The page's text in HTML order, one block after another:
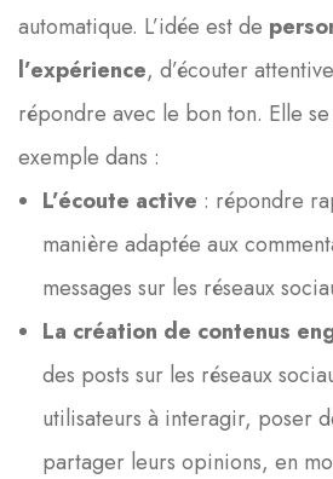
automatique. L’idée est de
l’expérience, d’écouter
répondre avec le bon ton. Elle
exemple dans :
L’écoute active : répondre
manière adaptée aux
messages sur les réseaux
La création de contenus
des posts sur les réseaux
utilisateurs à interagir, poser
partager leurs opinions, en